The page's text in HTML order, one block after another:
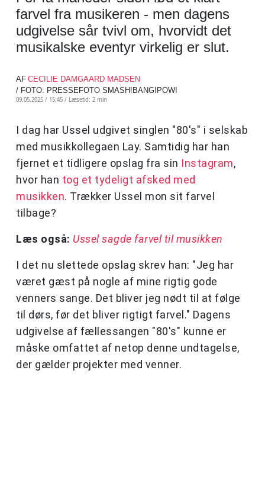
farvel fra musikeren - men dagens
udgivelse sår tvivl om, hvorvidt det
musikalske eventyr virkelig er slut.
AF CECILIE DAMGAARD MADSEN
/ FOTO: PRESSEFOTO SMASH!BANG!POW!
09.05.2025 / 15:45 / Læsetid: 2 min
I dag har Ussel udgivet singlen "80's" i selskab
med musikkollegaen Lay. Samtidig har han
fjernet et tidligere opslag fra sin Instagram,
hvor han tog et tydeligt afsked med
musikken. Trækker Ussel mon sit farvel
tilbage?
Læs også: Ussel sagde farvel til musikken
I det nu slettede opslag skrev han: "Jeg har
været gæst på nogle af mine rigtig gode
venners sange. Det bliver jeg nødt til at følge
til dørs, før det bliver rigtigt farvel." Dagens
udgivelse af fællessangen "80's" kunne er
måske omfattet af netop denne undtagelse,
der gælder projekter med venner.